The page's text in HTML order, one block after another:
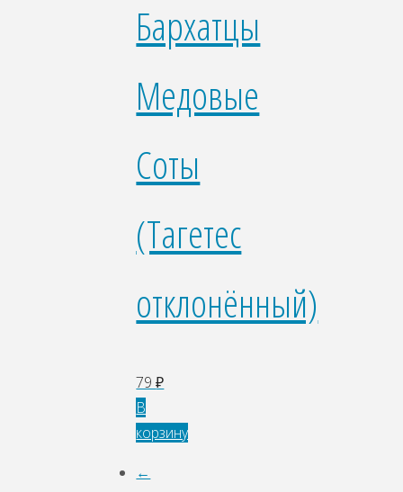
Бархатцы
Медовые
Соты
(Тагетес
отклонённый)
79₽
В
корзину
←